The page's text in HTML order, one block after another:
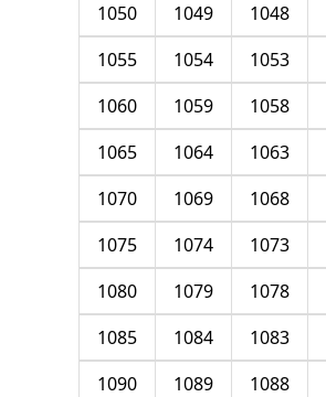
1048
1049
1050
1053
1054
1055
1058
1059
1060
1063
1064
1065
1068
1069
1070
1073
1074
1075
1078
1079
1080
1083
1084
1085
1088
1089
1090